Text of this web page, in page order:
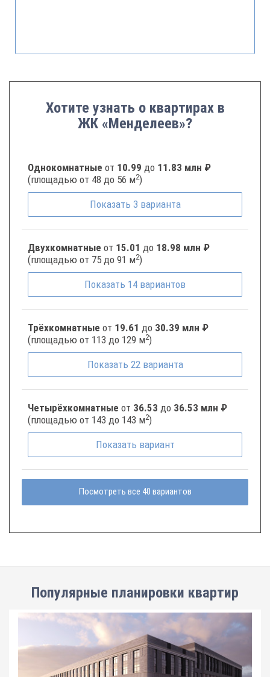
Хотите узнать о квартирах в
ЖК «Менделеев»?
Однокомнатные от 10.99 до 11.83 млн ₽
(площадью от 48 до 56 м2)
Показать 3 варианта
Двухкомнатные от 15.01 до 18.98 млн ₽
(площадью от 75 до 91 м2)
Показать 14 вариантов
Трёхкомнатные от 19.61 до 30.39 млн ₽
(площадью от 113 до 129 м2)
Показать 22 варианта
Четырёхкомнатные от 36.53 до 36.53 млн ₽
(площадью от 143 до 143 м2)
Показать вариант
Посмотреть все 40 вариантов
Популярные планировки квартир